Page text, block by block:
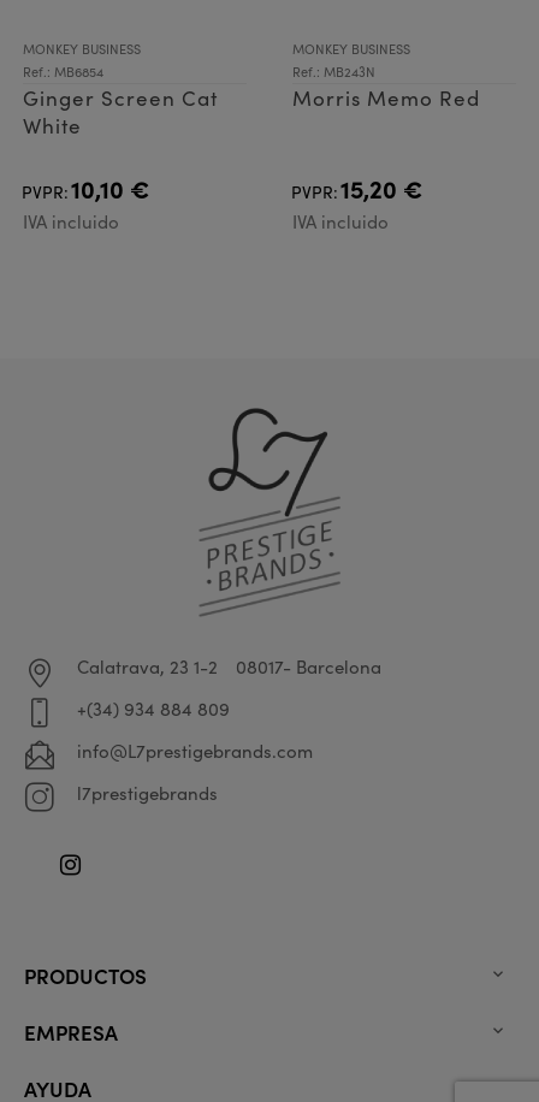
MONKEY BUSINESS
Ref.: MB6854
Ginger Screen Cat
White
PVPR:10,10 €
IVA incluido
MONKEY BUSINESS
Ref.: MB243N
Morris Memo Red
PVPR:15,20 €
IVA incluido
Calatrava, 23 1-2
08017- Barcelona
+(34) 934 884 809
info@L7prestigebrands.com
l7prestigebrands
Instagram
PRODUCTOS 
EMPRESA 
AYUDA 